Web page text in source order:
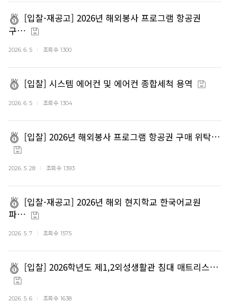
[입찰-재공고] 2026년 해외봉사 프로그램 항공권
구…
2026. 6. 5 조회수 1300
[입찰] 시스템 에어컨 및 에어컨 종합세척 용역
2026. 6. 5 조회수 1304
[입찰] 2026년 해외봉사 프로그램 항공권 구매 위탁…
2026. 5. 28 조회수 1393
[입찰-재공고] 2026년 해외 현지학교 한국어교원
파…
2026. 5. 7 조회수 1575
[입찰] 2026학년도 제1,2외성생활관 침대 매트리스…
2026. 5. 6 조회수 1638